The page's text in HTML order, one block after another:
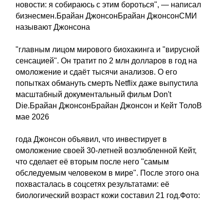
новости: я собираюсь с этим бороться", — написал
бизнесмен.Брайан ДжонсонБрайан ДжонсонСМИ
называют Джонсона
"главным лицом мирового биохакинга и "вирусной
сенсацией". Он тратит по 2 млн долларов в год на
омоложение и сдаёт тысячи анализов. О его
попытках обмануть смерть Netflix даже выпустила
масштабный документальный фильм Don't
Die.Брайан ДжонсонБрайан Джонсон и Кейт ТолоВ
мае 2026
года Джонсон объявил, что инвестирует в
омоложение своей 30-летней возлюбленной Кейт,
что сделает её вторым после него "самым
обследуемым человеком в мире". После этого она
похвасталась в соцсетях результатами: её
биологический возраст кожи составил 21 год.Фото: